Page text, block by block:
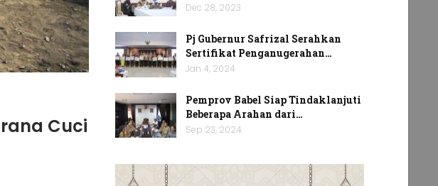
Cuci
Dec 28, 2023
Pj Gubernur Safrizal Serahkan
Sertifikat Penganugerahan…
Jan 4, 2024
Pemprov Babel Siap Tindaklanjuti
Beberapa Arahan dari…
Sep 23, 2024